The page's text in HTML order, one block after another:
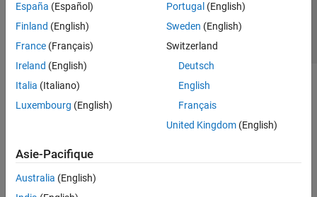
España (Español)
Finland (English)
France (Français)
Ireland (English)
Italia (Italiano)
Luxembourg (English)
Portugal (English)
Sweden (English)
Switzerland
Deutsch
English
Français
United Kingdom(English)
Asie-Pacifique
Australia (English)